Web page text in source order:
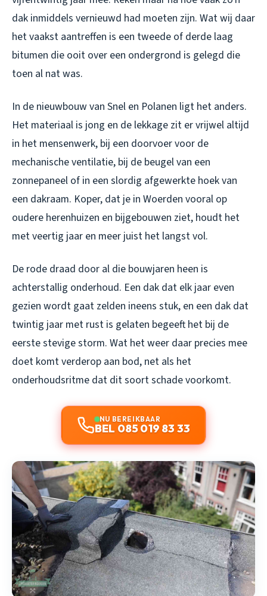
dak inmiddels vernieuwd had moeten zijn. Wat wij daar
het vaakst aantreffen is een tweede of derde laag
bitumen die ooit over een ondergrond is gelegd die
toen al nat was.
In de nieuwbouw van Snel en Polanen ligt het anders.
Het materiaal is jong en de lekkage zit er vrijwel altijd
in het mensenwerk, bij een doorvoer voor de
mechanische ventilatie, bij de beugel van een
zonnepaneel of in een slordig afgewerkte hoek van
een dakraam. Koper, dat je in Woerden vooral op
oudere herenhuizen en bijgebouwen ziet, houdt het
met veertig jaar en meer juist het langst vol.
De rode draad door al die bouwjaren heen is
achterstallig onderhoud. Een dak dat elk jaar even
gezien wordt gaat zelden ineens stuk, en een dak dat
twintig jaar met rust is gelaten begeeft het bij de
eerste stevige storm. Wat het weer daar precies mee
doet komt verderop aan bod, net als het
onderhoudsritme dat dit soort schade voorkomt.
NU BEREIKBAAR
BEL 085 019 83 33